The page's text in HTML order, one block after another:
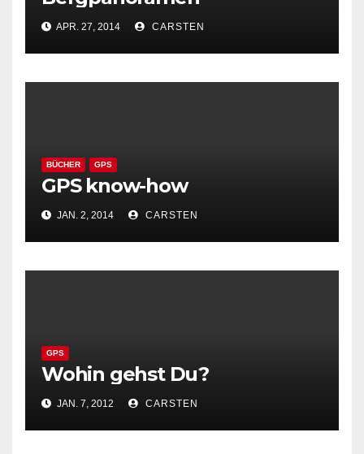
APR. 27, 2014 CARSTEN
BÜCHER GPS
GPS know-how
JAN. 2, 2014 CARSTEN
GPS
Wohin gehst Du?
JAN. 7, 2012 CARSTEN